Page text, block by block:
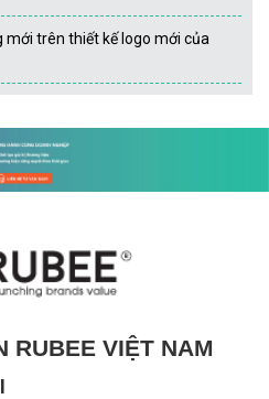
mới trên thiết kế logo mới của
RUBEE VIỆT NAM